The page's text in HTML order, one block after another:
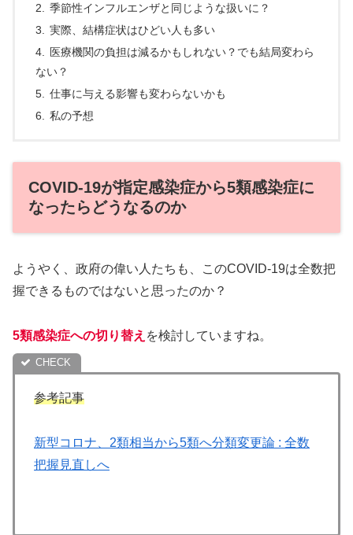
季節性インフルエンザと同じような扱いに？
実際、結構症状はひどい人も多い
医療機関の負担は減るかもしれない？でも結局変わら
ない？
仕事に与える影響も変わらないかも
私の予想
COVID-19が指定感染症から5類感染症に
なったらどうなるのか
ようやく、政府の偉い人たちも、このCOVID-19は全数把
握できるものではないと思ったのか？
5類感染症への切り替え を検討していますね。
参考記事
新型コロナ、2類相当から5類へ分類変更論 : 全数
把握見直しへ